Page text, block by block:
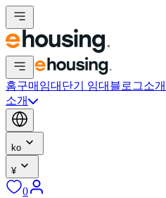
홈구매 임대 단기 임대 블로그소개
소개
ko
¥
0